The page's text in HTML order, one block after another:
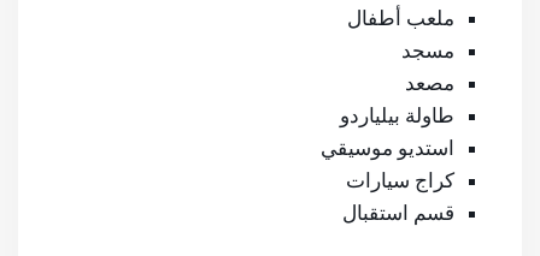
ملعب أطفال
مسجد
مصعد
طاولة بيلياردو
استديو موسيقي
كراج سيارات
قسم استقبال